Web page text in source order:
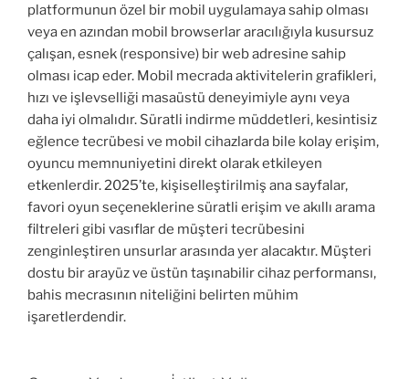
platformunun özel bir mobil uygulamaya sahip olması
veya en azından mobil browserlar aracılığıyla kusursuz
çalışan, esnek (responsive) bir web adresine sahip
olması icap eder. Mobil mecrada aktivitelerin grafikleri,
hızı ve işlevselliği masaüstü deneyimiyle aynı veya
daha iyi olmalıdır. Süratli indirme müddetleri, kesintisiz
eğlence tecrübesi ve mobil cihazlarda bile kolay erişim,
oyuncu memnuniyetini direkt olarak etkileyen
etkenlerdir. 2025’te, kişiselleştirilmiş ana sayfalar,
favori oyun seçeneklerine süratli erişim ve akıllı arama
filtreleri gibi vasıflar de müşteri tecrübesini
zenginleştiren unsurlar arasında yer alacaktır. Müşteri
dostu bir arayüz ve üstün taşınabilir cihaz performansı,
bahis mecrasının niteliğini belirten mühim
işaretlerdendir.